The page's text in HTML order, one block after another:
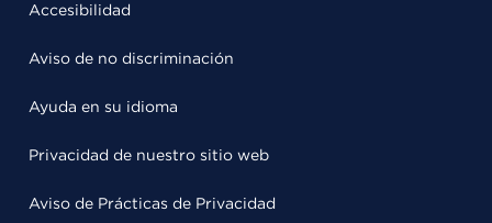
Accesibilidad
Aviso de no discriminación
Ayuda en su idioma
Privacidad de nuestro sitio web
Aviso de Prácticas de Privacidad